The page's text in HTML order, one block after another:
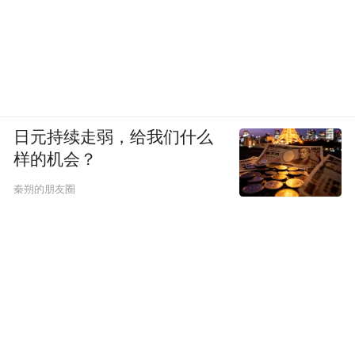
日元持续走弱，给我们什么
样的机会？
秦朔的朋友圈